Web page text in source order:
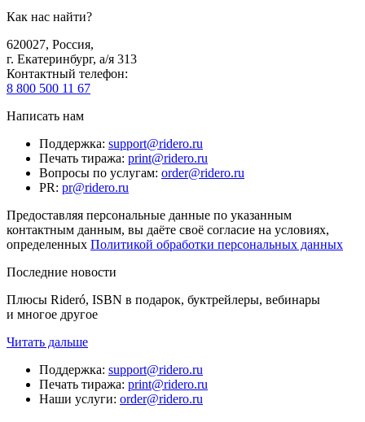
Как нас найти?
620027, Россия,
г. Екатеринбург, а/я 313
Контактный телефон:
8 800 500 11 67
Написать нам
Поддержка: support@ridero.ru
Печать тиража: print@ridero.ru
Вопросы по услугам: order@ridero.ru
PR: pr@ridero.ru
Предоставляя персональные данные по указанным
контактным данным, вы даёте своё согласие на условиях,
определенных Политикой обработки персональных данных
Последние новости
Плюсы Rideró, ISBN в подарок, буктрейлеры, вебинары
и многое другое
Читать дальше
Поддержка: support@ridero.ru
Печать тиража: print@ridero.ru
Наши услуги: order@ridero.ru